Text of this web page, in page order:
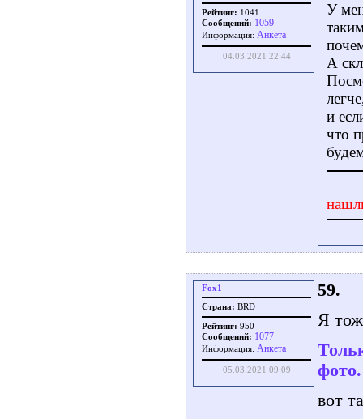
Рейтинг: 1041
Сообщений: 1059
Информация: Aнкета
04.03.2021 22:44
У
А
и
что
Fox1
Страна: BRD
Рейтинг: 950
Сообщений: 1077
Информация: Aнкета
05.03.2021 09:09
59.
Я
фото.
вот